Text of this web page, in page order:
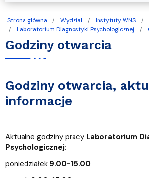
Strona główna Wydział Instytuty WNS
Laboratorium Diagnostyki Psychologicznej
Godziny otwarcia
Godziny otwarcia,
informacje
Aktualne godziny pracy Laboratorium
Psychologicznej:
poniedziałek 9.00-15.00